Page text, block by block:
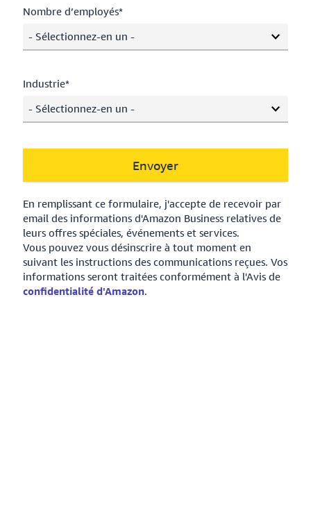
Nombre d’employés*
- Sélectionnez-en un -
Industrie*
- Sélectionnez-en un -
Envoyer
En remplissant ce formulaire, j'accepte de recevoir par
email des informations d'Amazon Business relatives de
leurs offres spéciales, événements et services.
Vous pouvez vous désinscrire à tout moment en
suivant les instructions des communications reçues. Vos
informations seront traitées conformément à l'Avis de
confidentialité d'Amazon.